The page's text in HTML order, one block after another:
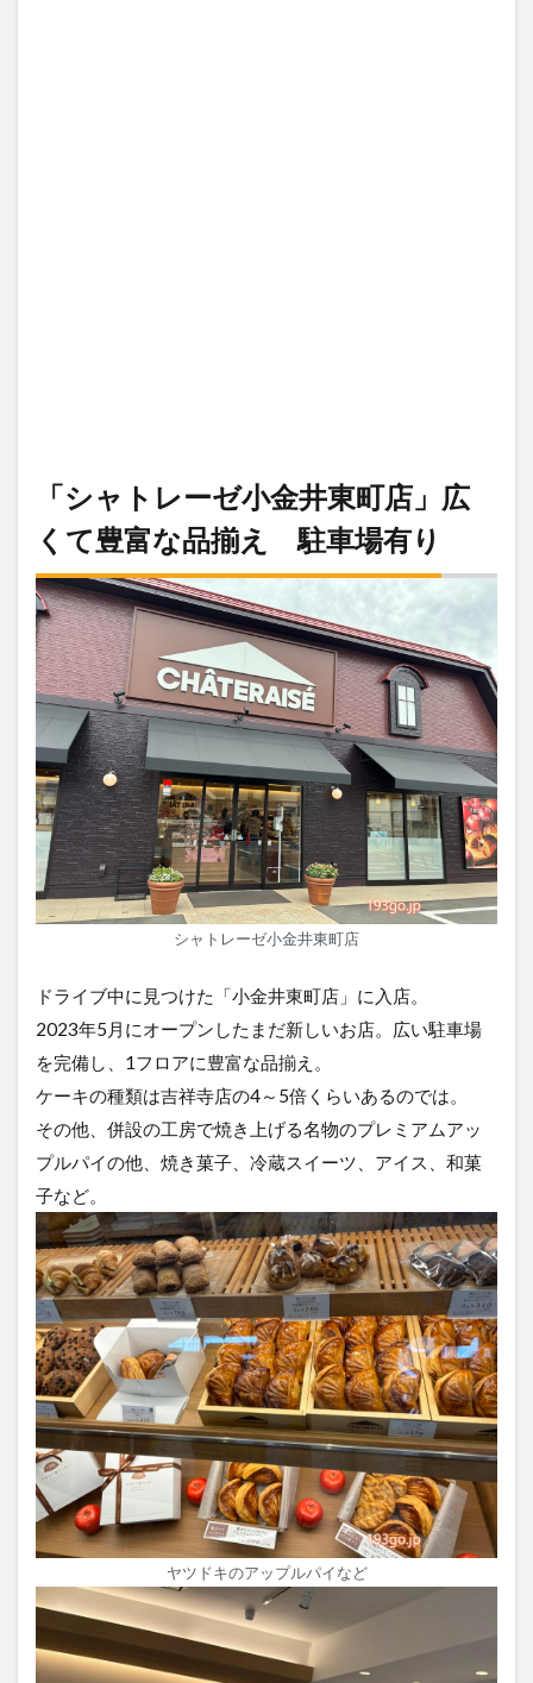
「シャトレーゼ小金井東町店」広
くて豊富な品揃え 駐車場有り
シャトレーゼ小金井東町店
ドライブ中に見つけた「小金井東町店」に入店。
2023年5月にオープンしたまだ新しいお店。広い駐車場
を完備し、1フロアに豊富な品揃え。
ケーキの種類は吉祥寺店の4～5倍くらいあるのでは。
その他、併設の工房で焼き上げる名物のプレミアムアッ
プルパイの他、焼き菓子、冷蔵スイーツ、アイス、和菓
子など。
ヤツドキのアップルパイなど